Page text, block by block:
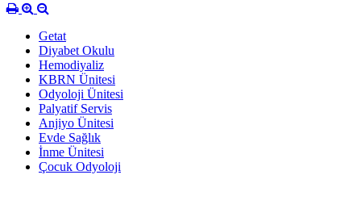
Getat
Diyabet Okulu
Hemodiyaliz
KBRN Ünitesi
Odyoloji Ünitesi
Palyatif Servis
Anjiyo Ünitesi
Evde Sağlık
İnme Ünitesi
Çocuk Odyoloji